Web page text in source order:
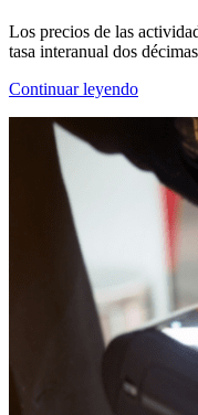
Los precios de las
tasa interanual dos
Continuar leyendo